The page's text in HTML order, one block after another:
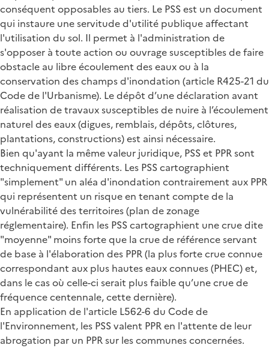
conséquent opposables au tiers. Le PSS est un document
qui instaure une servitude d'utilité publique affectant
l'utilisation du sol. Il permet à l'administration de
s'opposer à toute action ou ouvrage susceptibles de faire
obstacle au libre écoulement des eaux ou à la
conservation des champs d'inondation (article R425-21 du
Code de l'Urbanisme). Le dépôt d’une déclaration avant
réalisation de travaux susceptibles de nuire à l’écoulement
naturel des eaux (digues, remblais, dépôts, clôtures,
plantations, constructions) est ainsi nécessaire.
Bien qu'ayant la même valeur juridique, PSS et PPR sont
techniquement différents. Les PSS cartographient
"simplement" un aléa d'inondation contrairement aux PPR
qui représentent un risque en tenant compte de la
vulnérabilité des territoires (plan de zonage
réglementaire). Enfin les PSS cartographient une crue dite
"moyenne" moins forte que la crue de référence servant
de base à l'élaboration des PPR (la plus forte crue connue
correspondant aux plus hautes eaux connues (PHEC) et,
dans le cas où celle-ci serait plus faible qu’une crue de
fréquence centennale, cette dernière).
En application de l'article L562-6 du Code de
l'Environnement, les PSS valent PPR en l'attente de leur
abrogation par un PPR sur les communes concernées.